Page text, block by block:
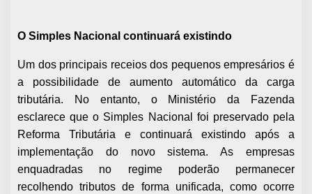
O Simples Nacional continuará existindo
Um dos principais receios dos pequenos empresários é
a possibilidade de aumento automático da carga
tributária. No entanto, o Ministério da Fazenda
esclarece que o Simples Nacional foi preservado pela
Reforma Tributária e continuará existindo após a
implementação do novo sistema. As empresas
enquadradas no regime poderão permanecer
recolhendo tributos de forma unificada, como ocorre